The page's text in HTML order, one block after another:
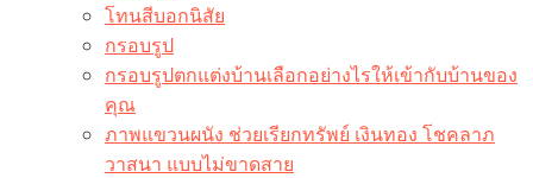
โทนสีบอกนิสัย
กรอบรูป
กรอบรูปตกแต่งบ้านเลือกอย่างไรให้เข้ากับบ้านของ
คุณ
ภาพแขวนผนัง ช่วยเรียกทรัพย์ เงินทอง โชคลาภ
วาสนา แบบไม่ขาดสาย